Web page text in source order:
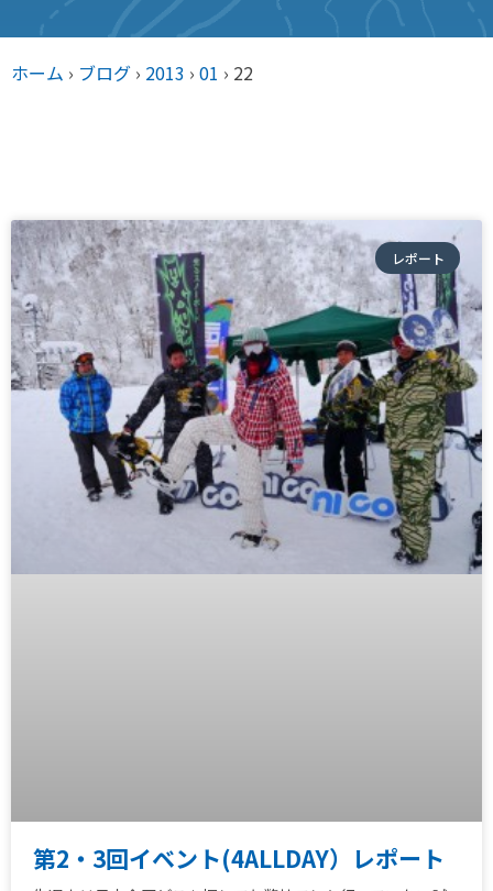
ホーム › ブログ › 2013 › 01 › 22
レポート
第2・3回イベント(4ALLDAY）レポート